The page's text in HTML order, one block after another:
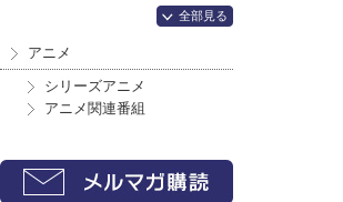
全部見る
アニメ
シリーズアニメ
アニメ関連番組